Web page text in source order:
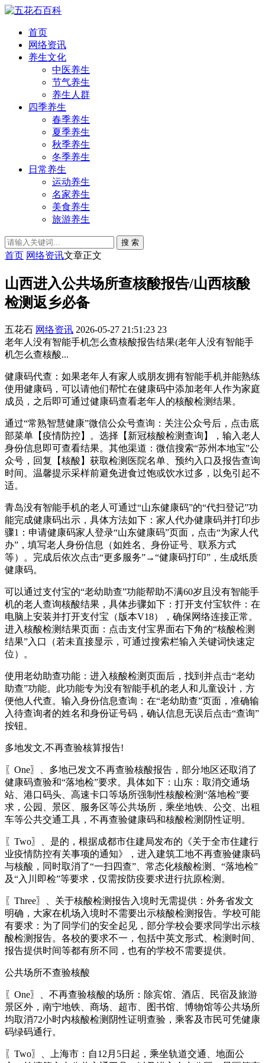
首页
网络资讯
养生文化
中医养生
节气养生
养生人群
四季养生
春季养生
夏季养生
秋季养生
冬季养生
日常养生
运动养生
名家养生
美食养生
旅游养生
搜 索
首页 网络资讯文章正文
山西进入公共场所查核酸报告/山西核酸
检测返乡必备
五花石 网络资讯 2026-05-27 21:51:23 23
老年人没有智能手机怎么查核酸报告结果(老年人没有智能手
机怎么查核酸...
健康码代查：如果老年人有家人或朋友拥有智能手机并能熟练
使用健康码，可以请他们帮忙在健康码中添加老年人作为家庭
成员，之后即可通过健康码查看老年人的核酸检测结果。
通过“常熟智慧健康”微信公众号查询：关注公众号后，点击底
部菜单【疫情防控】。选择【新冠核酸检测查询】，输入老人
身份信息即可查看结果。其他渠道：微信搜索“苏州本地宝”公
众号，回复【核酸】获取检测医院名单、预约入口及报告查询
时间。温馨提示采样前避免进食过饱或饮水过多，以免引起不
适。
青岛没有智能手机的老人可通过“山东健康码”的“代扫登记”功
能完成健康码出示，具体方法如下：家人代办健康码并打印步
骤1：申请健康码家人登录“山东健康码”页面，点击“为家人代
办”，填写老人身份信息（如姓名、身份证号、联系方式
等）。完成后依次点击“更多服务”→“健康码打印”，生成纸质
健康码。
可以通过支付宝的“老幼助查”功能帮助不满60岁且没有智能手
机的老人查询核酸结果，具体步骤如下：打开支付宝软件：在
电脑上安装并打开支付宝（版本V18），确保网络连接正常。
进入核酸检测结果页面：点击支付宝界面右下角的“核酸检测
结果”入口（若未直接显示，可通过搜索栏输入关键词快速定
位）。
使用老幼助查功能：进入核酸检测页面后，找到并点击“老幼
助查”功能。此功能专为没有智能手机的老人和儿童设计，方
便他人代查。输入身份信息查询：在“老幼助查”页面，准确输
入待查询者的姓名和身份证号码，确认信息无误后点击“查询”
按钮。
多地发文,不再查验核算报告!
〖One〗、多地已发文不再查验核酸报告，部分地区还取消了
健康码查验和“落地检”要求。具体如下：山东：取消交通场
站、港口码头、高速卡口等场所强制性核酸检测“落地检”要
求，公园、景区、服务区等公共场所，乘坐地铁、公交、出租
车等公共交通工具，不再查验健康码和核酸检测阴性证明。
〖Two〗、是的，根据成都市住建局发布的《关于全市住建行
业疫情防控有关事项的通知》，进入建筑工地不再查验健康码
与核酸，同时取消了“一扫四查”、常态化核酸检测、“落地检”
及“入川即检”等要求，仅需按防疫要求进行抗原检测。
〖Three〗、关于核酸检测报告入境时无需提供：外务省发文
明确，大家在机场入境时不需要出示核酸检测报告。学校可能
有要求：为了同学们的安全起见，部分学校会要求同学出示核
酸检测报告。各校的要求不一，包括中英文形式、检测时间、
报告提供时间等都有所不同，也有的学校不需要提供。
公共场所不查验核酸
〖One〗、不再查验核酸的场所：除宾馆、酒店、民宿及旅游
景区外，南宁地铁、商场、超市、图书馆、博物馆等公共场所
均取消72小时内核酸检测阴性证明查验，乘客及市民可凭健康
码绿码通行。
〖Two〗、上海市：自12月5日起，乘坐轨道交通、地面公